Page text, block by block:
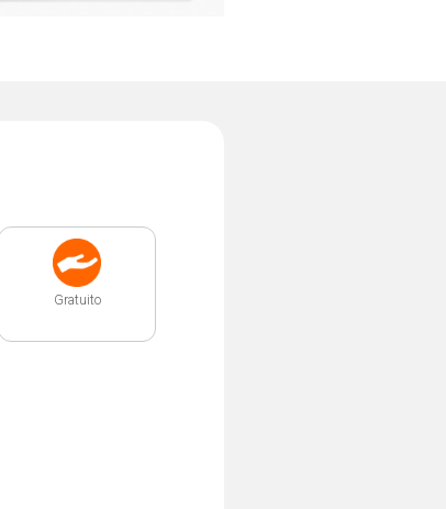
Gratuito